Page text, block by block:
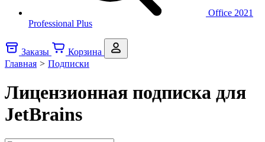
Office 2021
Professional Plus
Заказы
Корзина
Главная > Подписки
Лицензионная подписка для
JetBrains